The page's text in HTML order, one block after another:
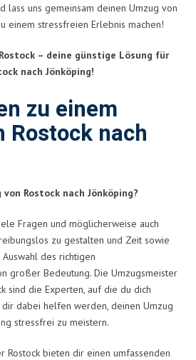
lass uns gemeinsam deinen Umzug von
einem stressfreien Erlebnis machen!
– deine günstige Lösung für
nach Jönköping!
zu einem
Rostock nach
Rostock nach Jönköping?
Fragen und möglicherweise auch
zu gestalten und Zeit sowie
des richtigen
großer Bedeutung. Die Umzugsmeister
sind die Experten, auf die du dich
dabei helfen werden, deinen Umzug
stressfrei zu meistern.
Rostock bieten dir einen umfassenden